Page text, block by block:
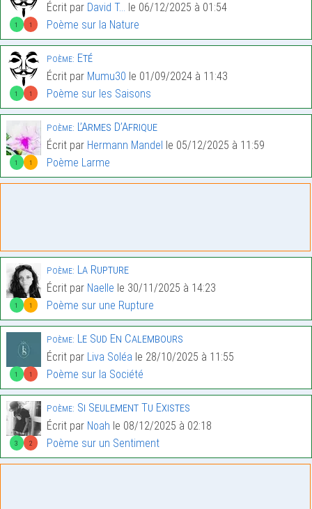
1 1
Écrit par David T... le 06/12/2025 à 01:54
Poème sur la Nature
1 1
Poème: Eté
Écrit par Mumu30 le 01/09/2024 à 11:43
Poème sur les Saisons
1 1
Poème: L’Armes D’Afrique
Écrit par Hermann Mandel
le 05/12/2025 à 11:59
Poème Larme
1 1
Poème: La Rupture
Écrit par Naelle le 30/11/2025 à 14:23
Poème sur une Rupture
1 1
Poème: Le Sud En Calembours
Écrit par Liva Soléa le 28/10/2025 à 11:55
Poème sur la Société
3 2
Poème: Si Seulement Tu Existes
Écrit par Noah le 08/12/2025 à 02:18
Poème sur un Sentiment